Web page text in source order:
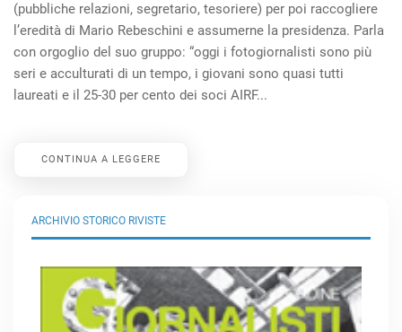
(pubbliche relazioni, segretario, tesoriere) per poi raccogliere
l’eredità di Mario Rebeschini e assumerne la presidenza. Parla
con orgoglio del suo gruppo: “oggi i fotogiornalisti sono più
seri e acculturati di un tempo, i giovani sono quasi tutti
laureati e il 25-30 per cento dei soci AIRF...
CONTINUA A LEGGERE
ARCHIVIO STORICO RIVISTE